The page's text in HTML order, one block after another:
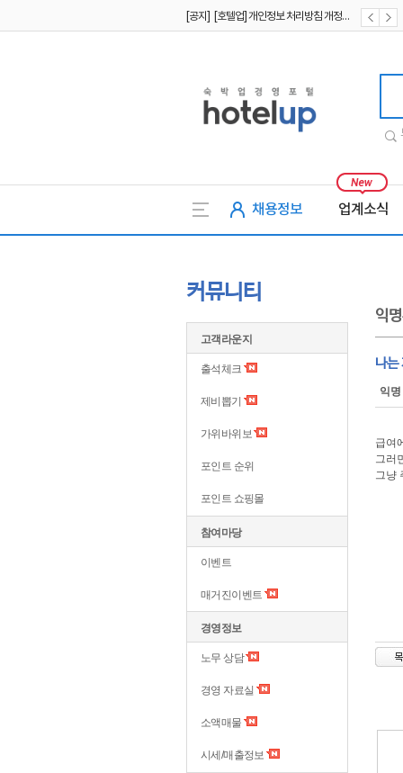
[공지] [호텔업] 유료서비스 이용약관 개정본2 (19.09.02)
채용정보 업계소식
커뮤니티
고객라운지
출석체크
제비뽑기
가위바위보
포인트 순위
포인트 쇼핑몰
참여마당
이벤트
매거진이벤트
경영정보
노무 상담
경영 자료실
소액매물
시세/매출정보
익
나는
익명
급여
그러
그냥